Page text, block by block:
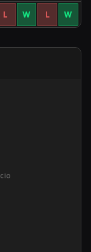
L W L W